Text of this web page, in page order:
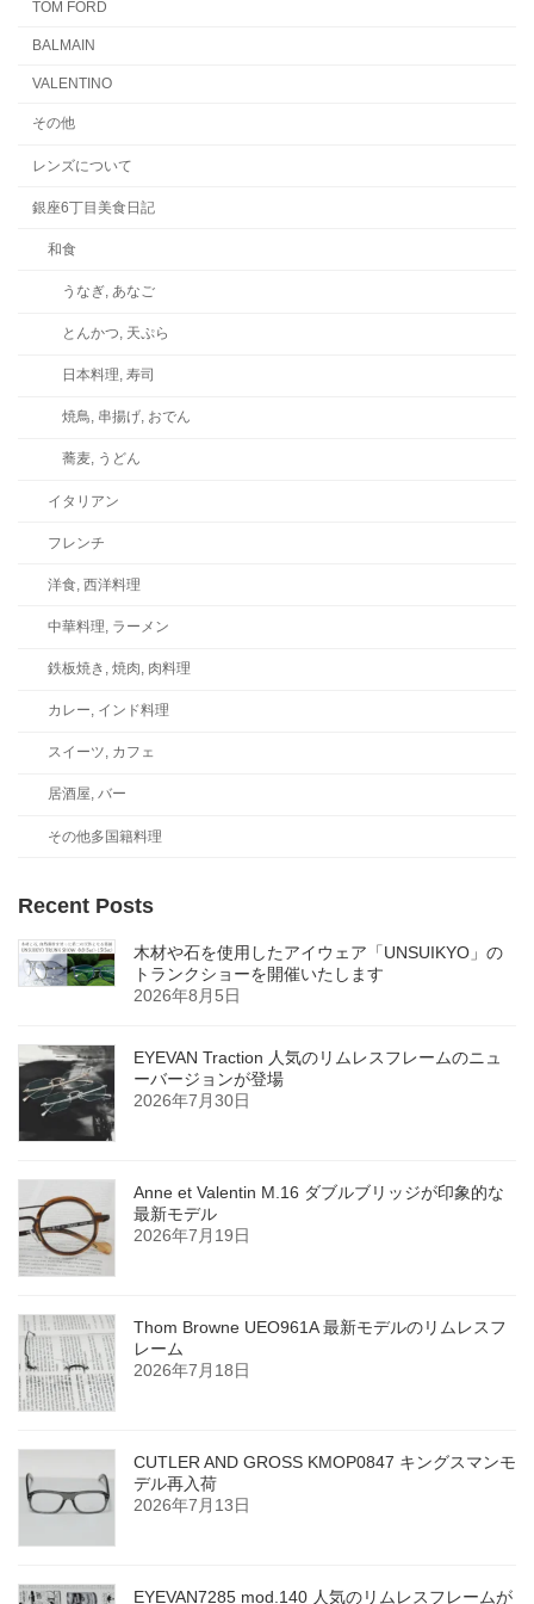
TOM FORD
BALMAIN
VALENTINO
その他
レンズについて
銀座6丁目美食日記
和食
うなぎ, あなご
とんかつ, 天ぷら
日本料理, 寿司
焼鳥, 串揚げ, おでん
蕎麦, うどん
イタリアン
フレンチ
洋食, 西洋料理
中華料理, ラーメン
鉄板焼き, 焼肉, 肉料理
カレー, インド料理
スイーツ, カフェ
居酒屋, バー
その他多国籍料理
Recent Posts
木材や石を使用したアイウェア「UNSUIKYO」の
トランクショーを開催いたします
2026年8月5日
EYEVAN Traction 人気のリムレスフレームのニュ
ーバージョンが登場
2026年7月30日
Anne et Valentin M.16 ダブルブリッジが印象的な
最新モデル
2026年7月19日
Thom Browne UEO961A 最新モデルのリムレスフ
レーム
2026年7月18日
CUTLER AND GROSS KMOP0847 キングスマンモ
デル再入荷
2026年7月13日
EYEVAN7285 mod.140 人気のリムレスフレームが